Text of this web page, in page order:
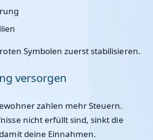
Symbolen zuerst stabilisieren.
versorgen
zahlen mehr Steuern.
nicht erfüllt sind, sinkt die
deine Einnahmen.